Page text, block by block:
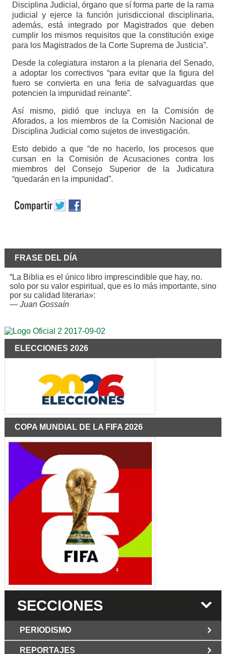
Disciplina Judicial, órgano que sí forma parte de la rama
judicial y ejerce la función jurisdiccional disciplinaria,
además, está integrado por Magistrados que deben
cumplir los mismos requisitos que la constitución exige
para los Magistrados de la Corte Suprema de Justicia”.
Desde la colegiatura instaron a la plenaria del Senado,
a adoptar los correctivos “para evitar que la figura del
fuero se convierta en una feria de salvaguardas que
potencien la impunidad reinante”.
Así mismo, pidió que incluya en la Comisión de
Aforados, a los miembros de la Comisión Nacional de
Disciplina Judicial como sujetos de investigación.
Esto debido a que “de no hacerlo, los procesos que
cursan en la Comisión de Acusaciones contra los
miembros del Consejo Superior de la Judicatura
“quedarán en la impunidad”.
FRASE DEL DÍA
“La Biblia es el único libro imprescindible que hay, no.
solo por su valor espiritual, que es lo más importante, sino
por su calidad literaria»:
— Juan Gossaín
ELECCIONES 2026
COPA MUNDIAL DE LA FIFA 2026
SECCIONES
PERIODISMO
REPORTAJES